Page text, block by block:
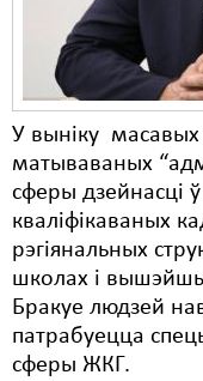
У выніку масавых
матываваных
сферы дзейнасці ў
кваліфікаваных
рэгіянальных
школах і
Бракуе людзей
патрабуецца
сферы ЖКГ.
Культурныя правы
Мігранты
Мірныя сходы
Палітвязьні
Праваабаронцы
Правы дзіцяці
Пэнітэнцыярная